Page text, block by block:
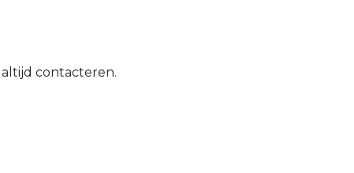
contacteren.